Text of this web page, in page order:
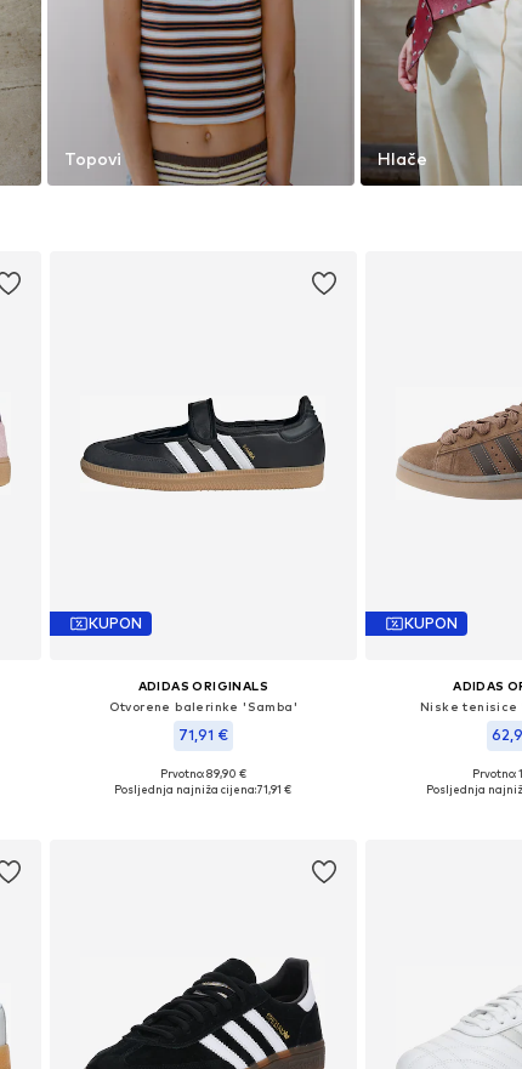
Topovi Hlače
KUPON
ADIDAS ORIGINALS
Otvorene balerinke 'Samba'
71,91 €
Dostupno u više veličina
Prvotno: 89,90 €
Posljednja najniža cijena:71,91 €
KUPON
ADIDAS
Niske tenisice
Dostupno u
Prvotno:
Posljednja